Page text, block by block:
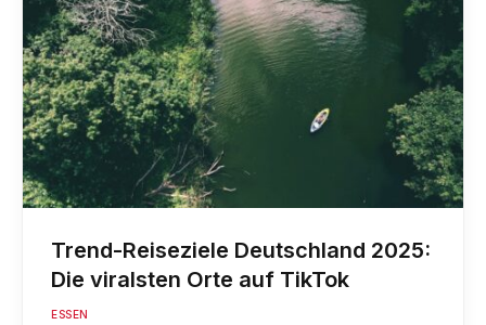
Trend-Reiseziele Deutschland 2025:
Die viralsten Orte auf TikTok
ESSEN